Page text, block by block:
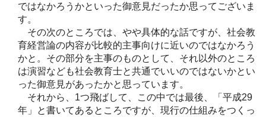
ではなかろうかといった御意見だったか思ってございま
す。
その次のところでは、やや具体的な話ですが、社会教
育経営論の内容が比較的主事向けに近いのではなかろう
かと。その部分を主事のものとして、それ以外のところ
は演習なども社会教育士と共通でいいのではないかとい
った御意見があったかと思っています。
それから、1つ飛ばして、この中では最後、「平成29
年」と書いてあるところですが、現行の仕組みをつくっ